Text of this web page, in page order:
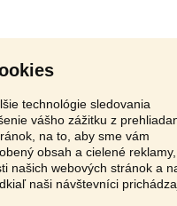
technológie sledovania
vášho zážitku z
na to, aby sme vám
obsah a cielené
našich webových stránok a
naši návštevníci